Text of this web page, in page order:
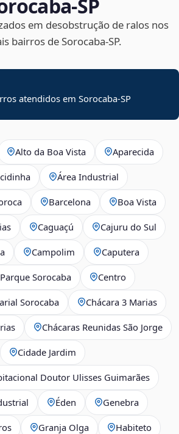
em desobstrução de ralos nos
bairros de Sorocaba‑SP.
atendidos em Sorocaba-SP
Alto da Boa Vista Aparecida
Área Industrial
Barcelona Boa Vista
Caguaçú Cajuru do Sul
Campolim Caputera
Sorocaba Centro
Sorocaba Chácara 3 Marias
Chácaras Reunidas São Jorge
Cidade Jardim
Doutor Ulisses Guimarães
Éden Genebra
Granja Olga Habiteto